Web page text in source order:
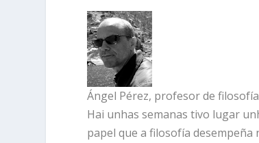
Ángel Pérez, profesor de filosofía
Hai unhas semanas tivo lugar
papel que a filosofía